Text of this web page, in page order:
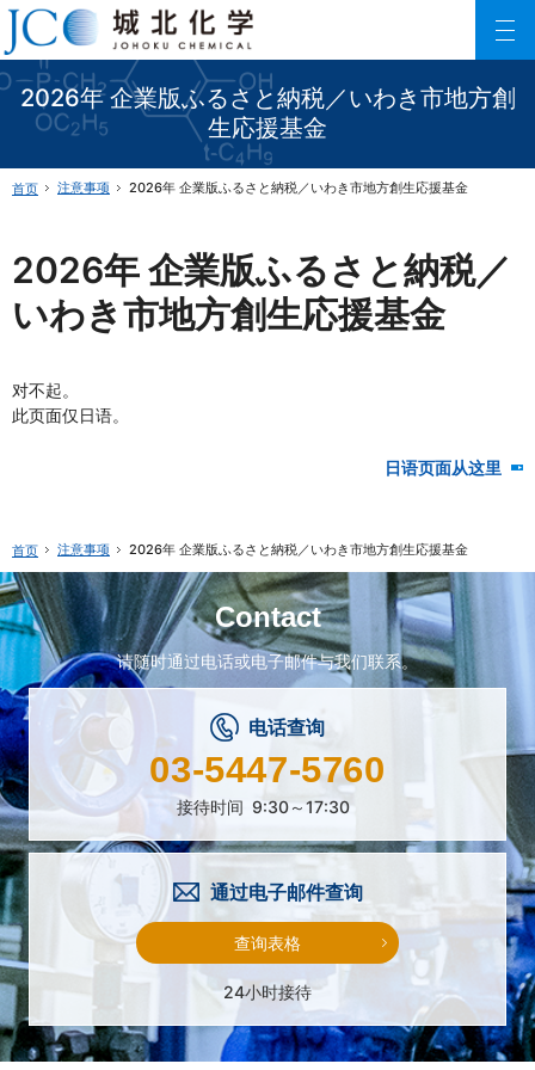
2026年 企業版ふるさと納税／いわき市地方創
生応援基金
城北化学工业株式会社
ファインケミカル製品の専門メーカー 城北化学工業株式会社
首页 注意事项 2026年 企業版ふるさと納税／いわき市地方創生応援基金
2026年 企業版ふるさと納税／
いわき市地方創生応援基金
对不起。
此页面仅日语。
日语页面从这里
首页 注意事项 2026年 企業版ふるさと納税／いわき市地方創生応援基金
Contact
请随时通过电话或电子邮件与我们联系。
电话查询
03-5447-5760
接待时间 9:30～17:30
通过电子邮件查询
查询表格
24小时接待